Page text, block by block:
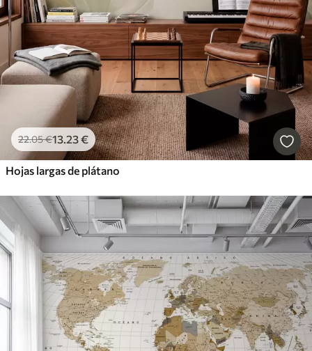
22.05€13 .23€
Hojas largas de plátano